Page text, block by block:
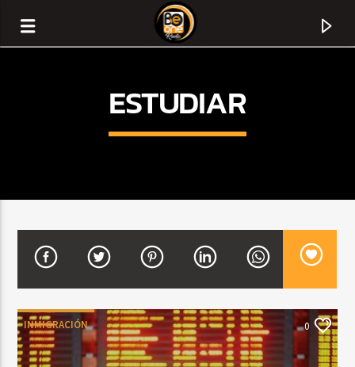
TITLE
ARTIST
ESTUDIAR
INMIGRACIÓN 0